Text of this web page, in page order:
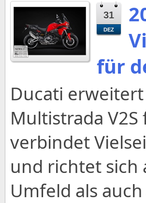
31
DEZ
für
Ducati
Multistrada
verbindet
und richtet sich
Umfeld als